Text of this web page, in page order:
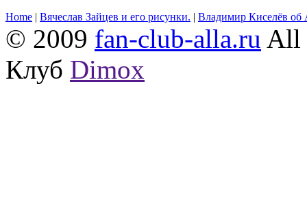
Home | Вячеслав Зайцев и его рисунки. | Владимир Киселёв об
© 2009 fan-club-alla.ru All
Клуб Dimox